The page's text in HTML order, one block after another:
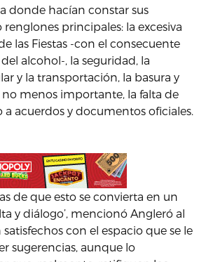
donde hacían constar sus
principales: la excesiva
las Fiestas -con el consecuente
alcohol-, la seguridad, la
y la transportación, la basura y
no menos importante, la falta de
acuerdos y documentos oficiales.
de que esto se convierta en un
y diálogo’, mencionó Angleró al
con el espacio que se le
sugerencias, aunque lo